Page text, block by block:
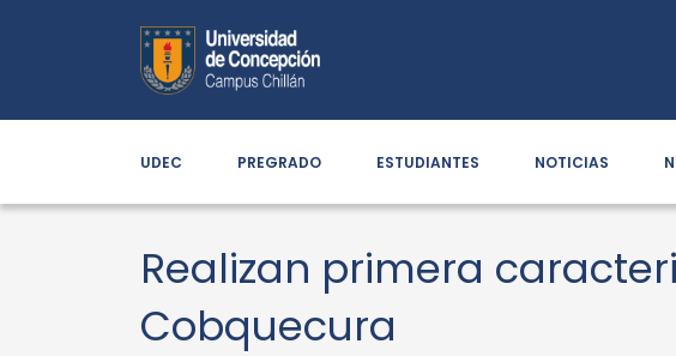
UDEC PREGRADO ESTUDIANTES NOTICIAS
Realizan primera
Cobquecura